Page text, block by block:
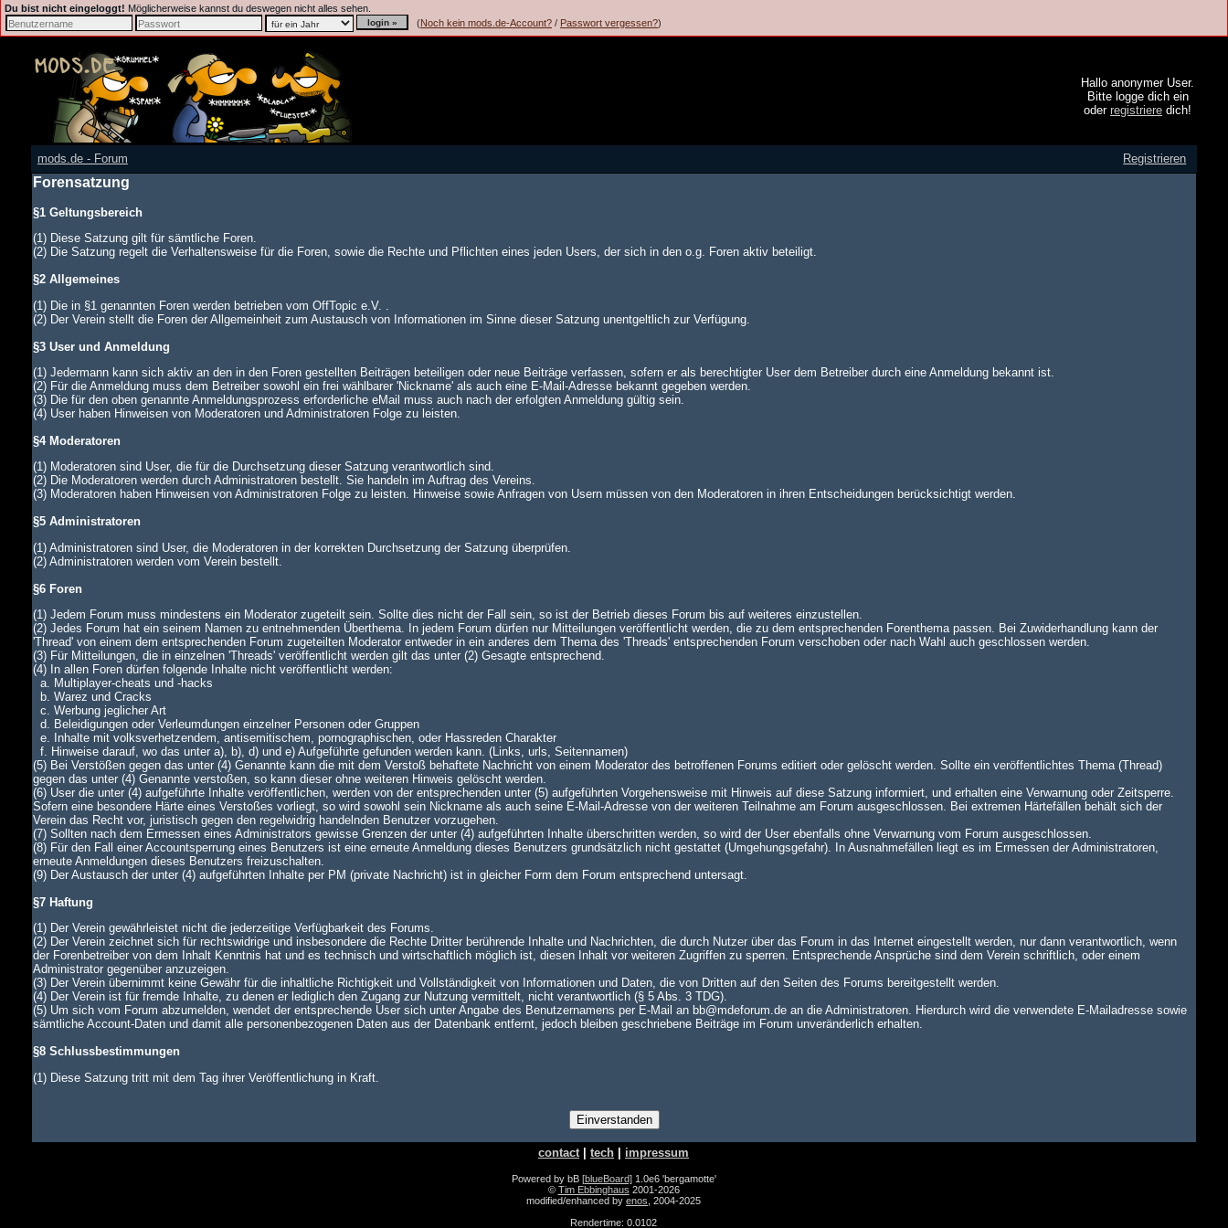
Du bist nicht eingeloggt! Möglicherweise kannst du deswegen nicht alles sehen.
(Noch kein mods.de-Account? / Passwort vergessen?)
Hallo anonymer User.
Bitte logge dich ein
oder registriere dich!
mods.de - Forum Registrieren
Forensatzung
§1 Geltungsbereich
(1) Diese Satzung gilt für sämtliche Foren.
(2) Die Satzung regelt die Verhaltensweise für die Foren, sowie die Rechte und Pflichten eines jeden Users, der sich in den o.g. Foren aktiv beteiligt.
§2 Allgemeines
(1) Die in §1 genannten Foren werden betrieben vom OffTopic e.V. .
(2) Der Verein stellt die Foren der Allgemeinheit zum Austausch von Informationen im Sinne dieser Satzung unentgeltlich zur Verfügung.
§3 User und Anmeldung
(1) Jedermann kann sich aktiv an den in den Foren gestellten Beiträgen beteiligen oder neue Beiträge verfassen, sofern er als berechtigter User dem Betreiber durch eine Anmeldung bekannt ist.
(2) Für die Anmeldung muss dem Betreiber sowohl ein frei wählbarer 'Nickname' als auch eine E-Mail-Adresse bekannt gegeben werden.
(3) Die für den oben genannte Anmeldungsprozess erforderliche eMail muss auch nach der erfolgten Anmeldung gültig sein.
(4) User haben Hinweisen von Moderatoren und Administratoren Folge zu leisten.
§4 Moderatoren
(1) Moderatoren sind User, die für die Durchsetzung dieser Satzung verantwortlich sind.
(2) Die Moderatoren werden durch Administratoren bestellt. Sie handeln im Auftrag des Vereins.
(3) Moderatoren haben Hinweisen von Administratoren Folge zu leisten. Hinweise sowie Anfragen von Usern müssen von den Moderatoren in ihren Entscheidungen berücksichtigt werden.
§5 Administratoren
(1) Administratoren sind User, die Moderatoren in der korrekten Durchsetzung der Satzung überprüfen.
(2) Administratoren werden vom Verein bestellt.
§6 Foren
(1) Jedem Forum muss mindestens ein Moderator zugeteilt sein. Sollte dies nicht der Fall sein, so ist der Betrieb dieses Forum bis auf weiteres einzustellen.
(2) Jedes Forum hat ein seinem Namen zu entnehmenden Überthema. In jedem Forum dürfen nur Mitteilungen veröffentlicht werden, die zu dem entsprechenden Forenthema passen. Bei Zuwiderhandlung kann der
'Thread' von einem dem entsprechenden Forum zugeteilten Moderator entweder in ein anderes dem Thema des 'Threads' entsprechenden Forum verschoben oder nach Wahl auch geschlossen werden.
(3) Für Mitteilungen, die in einzelnen 'Threads' veröffentlicht werden gilt das unter (2) Gesagte entsprechend.
(4) In allen Foren dürfen folgende Inhalte nicht veröffentlicht werden:
a. Multiplayer-cheats und -hacks
b. Warez und Cracks
c. Werbung jeglicher Art
d. Beleidigungen oder Verleumdungen einzelner Personen oder Gruppen
e. Inhalte mit volksverhetzendem, antisemitischem, pornographischen, oder Hassreden Charakter
f. Hinweise darauf, wo das unter a), b), d) und e) Aufgeführte gefunden werden kann. (Links, urls, Seitennamen)
(5) Bei Verstößen gegen das unter (4) Genannte kann die mit dem Verstoß behaftete Nachricht von einem Moderator des betroffenen Forums editiert oder gelöscht werden. Sollte ein veröffentlichtes Thema (Thread)
gegen das unter (4) Genannte verstoßen, so kann dieser ohne weiteren Hinweis gelöscht werden.
(6) User die unter (4) aufgeführte Inhalte veröffentlichen, werden von der entsprechenden unter (5) aufgeführten Vorgehensweise mit Hinweis auf diese Satzung informiert, und erhalten eine Verwarnung oder Zeitsperre.
Sofern eine besondere Härte eines Verstoßes vorliegt, so wird sowohl sein Nickname als auch seine E-Mail-Adresse von der weiteren Teilnahme am Forum ausgeschlossen. Bei extremen Härtefällen behält sich der
Verein das Recht vor, juristisch gegen den regelwidrig handelnden Benutzer vorzugehen.
(7) Sollten nach dem Ermessen eines Administrators gewisse Grenzen der unter (4) aufgeführten Inhalte überschritten werden, so wird der User ebenfalls ohne Verwarnung vom Forum ausgeschlossen.
(8) Für den Fall einer Accountsperrung eines Benutzers ist eine erneute Anmeldung dieses Benutzers grundsätzlich nicht gestattet (Umgehungsgefahr). In Ausnahmefällen liegt es im Ermessen der Administratoren,
erneute Anmeldungen dieses Benutzers freizuschalten.
(9) Der Austausch der unter (4) aufgeführten Inhalte per PM (private Nachricht) ist in gleicher Form dem Forum entsprechend untersagt.
§7 Haftung
(1) Der Verein gewährleistet nicht die jederzeitige Verfügbarkeit des Forums.
(2) Der Verein zeichnet sich für rechtswidrige und insbesondere die Rechte Dritter berührende Inhalte und Nachrichten, die durch Nutzer über das Forum in das Internet eingestellt werden, nur dann verantwortlich, wenn
der Forenbetreiber von dem Inhalt Kenntnis hat und es technisch und wirtschaftlich möglich ist, diesen Inhalt vor weiteren Zugriffen zu sperren. Entsprechende Ansprüche sind dem Verein schriftlich, oder einem
Administrator gegenüber anzuzeigen.
(3) Der Verein übernimmt keine Gewähr für die inhaltliche Richtigkeit und Vollständigkeit von Informationen und Daten, die von Dritten auf den Seiten des Forums bereitgestellt werden.
(4) Der Verein ist für fremde Inhalte, zu denen er lediglich den Zugang zur Nutzung vermittelt, nicht verantwortlich (§ 5 Abs. 3 TDG).
(5) Um sich vom Forum abzumelden, wendet der entsprechende User sich unter Angabe des Benutzernamens per E-Mail an bb@mdeforum.de an die Administratoren. Hierdurch wird die verwendete E-Mailadresse sowie
sämtliche Account-Daten und damit alle personenbezogenen Daten aus der Datenbank entfernt, jedoch bleiben geschriebene Beiträge im Forum unveränderlich erhalten.
§8 Schlussbestimmungen
(1) Diese Satzung tritt mit dem Tag ihrer Veröffentlichung in Kraft.
contact| tech impressum
Powered by bB [blueBoard] 1.0e6 'bergamotte'
© Tim Ebbinghaus 2001-2026
modified/enhanced by enos , 2004-2025
Rendertime: 0.0102